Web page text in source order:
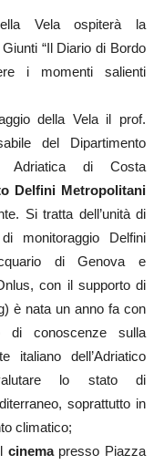
Vela ospiterà la
“Il Diario di Bordo
i momenti salienti
della Vela il prof.
del Dipartimento
Adriatica di Costa
Delfini Metropolitani
Si tratta dell’unità di
monitoraggio Delfini
di Genova e
con il supporto di
è nata un anno fa con
di conoscenze sulla
italiano dell’Adriatico
lo stato di
soprattutto in
climatico;
cinemapresso Piazza